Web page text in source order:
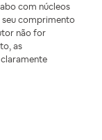
com núcleos
comprimento
não for
as